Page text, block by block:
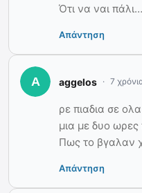
Ότι να ναι πάλι…
Απάντηση
aggelos 7
ρε πιαδια σε
μια με δυο
Πως το βγαλαν
Απάντηση